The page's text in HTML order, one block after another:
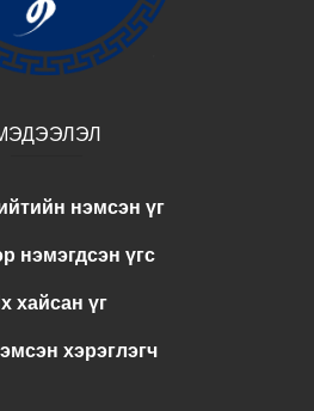
нэмсэн үг
нэмэгдсэн үгс
хайсан үг
хэрэглэгч